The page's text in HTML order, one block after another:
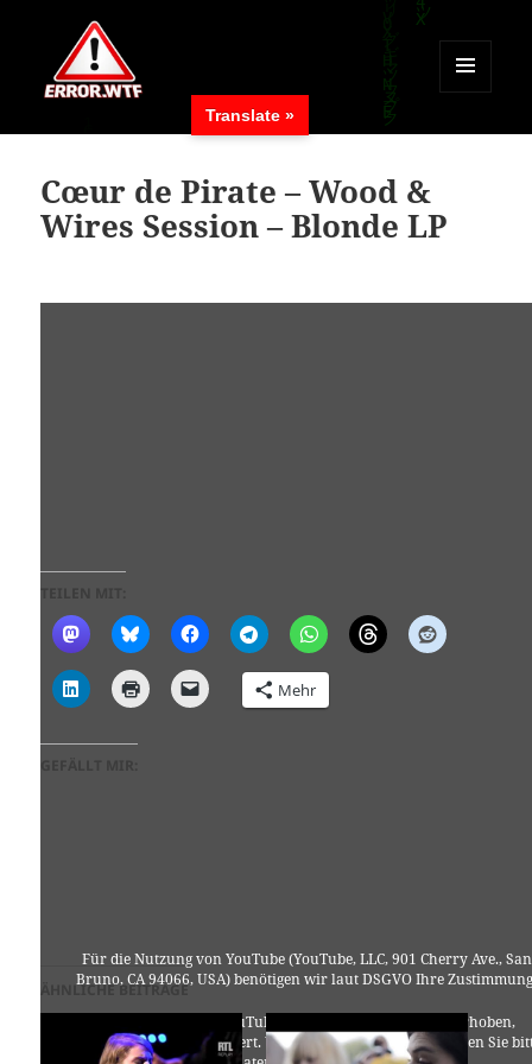
MENÜ
WIDGETS
Cœur de Pirate – Wood &
Wires Session – Blonde LP
Für die Nutzung von YouTube (YouTube, LLC, 901 Cherry Ave., San
Bruno, CA 94066, USA) benötigen wir laut DSGVO Ihre
Es werden seitens YouTube personenbezogene Daten erhoben,
verarbeitet und gespeichert. Welche Daten genau entnehmen Sie
Mehr
ÄHNLICHE BEITRÄGE
Translate »